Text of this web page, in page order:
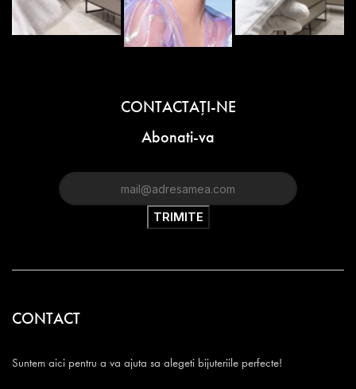
CONTACTAŢI-NE
Abonati-va
CONTACT
Suntem aici pentru a va ajuta sa alegeti bijuteriile perfecte!